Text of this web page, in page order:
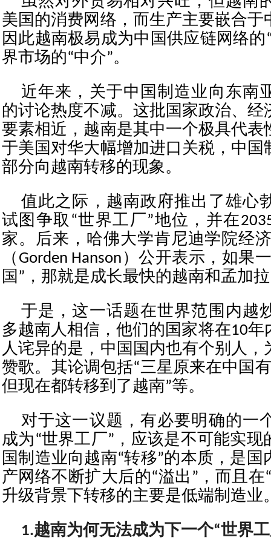
美国的消费网络，而生产主要嵌合于
因此越南极易成为中国供应链网络的
界市场的“中介”。
近年来，关于中国制造业向东南
的讨论热度不减。这批国家政治、经
要素相近，越南是其中一个极具代表
于美国对华大幅增加进口关税，中国
部分向越南转移的现象。
值此之际，越南政府推出了雄心
试图争取“世界工厂”地位，并在
家。后来，哈佛大学肯尼迪学院经
（Gorden Hanson）公开表示，如果
国”，那就是成长最快的越南和孟加
于是，这一话题在世界范围内越
多越南人相信，他们的国家将在10年
人诧异的是，中国国内也有个别人，
赞歌。其论调包括“三星原来在中国
但现在都转移到了越南”等。
对于这一议题，有必要明确的一
成为“世界工厂”，应该是不可能实现
国制造业向越南“转移”的本质，是
产网络不断扩大后的“溢出”，而且在
升级背景下转移的主要是低端制造业
1.越南为何无法成为下一个“世界